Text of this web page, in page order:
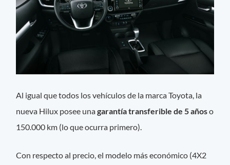
Al igual que todos los vehículos de la marca Toyota, la
nueva Hilux posee unagarantía transferible de 5 añoso
150.000 km (lo que ocurra primero).
Con respecto al precio, el modelo más económico (4X2